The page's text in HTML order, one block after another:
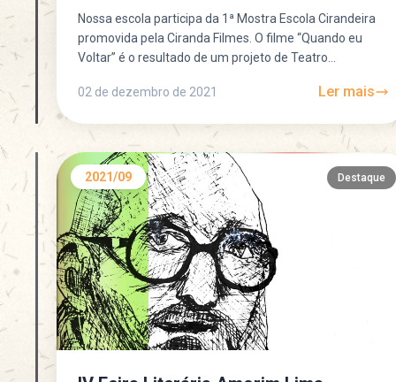
Nossa escola participa da 1ª Mostra Escola Cirandeira
promovida pela Ciranda Filmes. O filme “Quando eu
Voltar” é o resultado de um projeto de Teatro...
02 de dezembro de 2021 Ler mais
2021/09 Destaque